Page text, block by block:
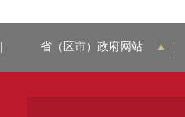
省（区市）政府网站